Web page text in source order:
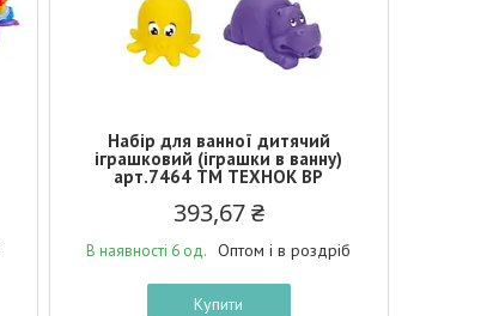
Набір для ванної дитячий
іграшковий (іграшки в ванну)
арт.7464 ТМ ТЕХНОК BP
393,67 ₴
В наявності 6 од. Оптом і в роздріб
Купити